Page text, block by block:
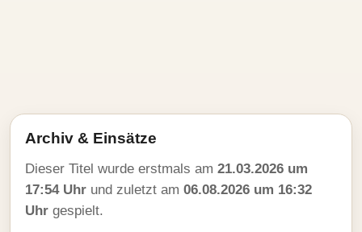
Archiv & Einsätze
Dieser Titel wurde erstmals am 21.03.2026 um
17:54 Uhr und zuletzt am 06.08.2026 um 16:32
Uhr gespielt.